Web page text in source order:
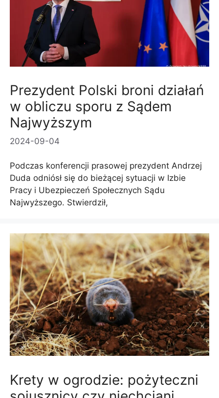
Prezydent Polski broni działań
w obliczu sporu z Sądem
Najwyższym
2024-09-04
Podczas konferencji prasowej prezydent Andrzej
Duda odniósł się do bieżącej sytuacji w Izbie
Pracy i Ubezpieczeń Społecznych Sądu
Najwyższego. Stwierdził,
Krety w ogrodzie: pożyteczni